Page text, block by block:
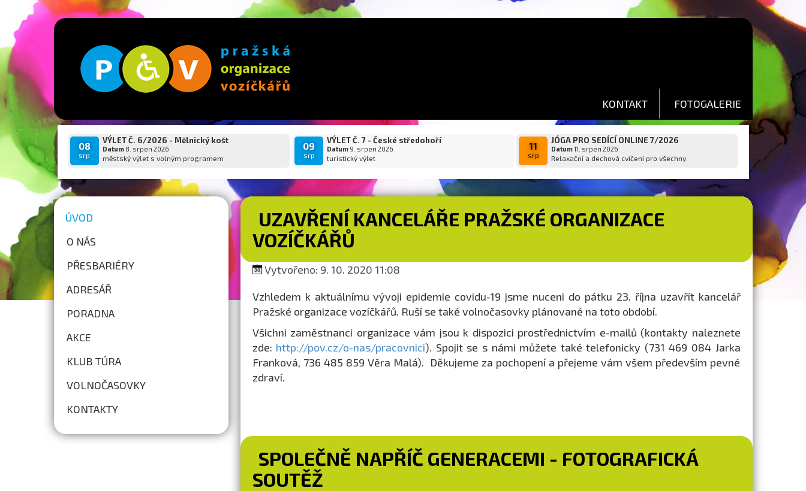
KONTAKT FOTOGALERIE
08
srp
VÝLET Č. 6/2026 - Mělnický košt
Datum8. srpen 2026
městský výlet s volným programem
09
srp
VÝLET Č. 7 - České středohoří
Datum 9. srpen 2026
turistický výlet
11
srp
JÓGA PRO SEDÍCÍ ONLINE 7/2026
Datum11. srpen 2026
Relaxační a dechová cvičení pro všechny.
ÚVOD
O NÁS
PŘESBARIÉRY
ADRESÁŘ
PORADNA
AKCE
KLUB TÚRA
VOLNOČASOVKY
KONTAKTY
UZAVŘENÍ KANCELÁŘE PRAŽSKÉ ORGANIZACE
VOZÍČKÁŘŮ
Vytvořeno: 9. 10. 2020 11:08
Vzhledem k aktuálnímu vývoji epidemie covidu-19 jsme nuceni do pátku 23. října uzavřít kancelář
Pražské organizace vozíčkářů. Ruší se také volnočasovky plánované na toto období.
Všichni zaměstnanci organizace vám jsou k dispozici prostřednictvím e-mailů (kontakty naleznete
zde: http://pov.cz/o-nas/pracovnici). Spojit se s námi můžete také telefonicky (731 469 084 Jarka
Franková, 736 485 859 Věra Malá). Děkujeme za pochopení a přejeme vám všem především pevné
zdraví.
SPOLEČNĚ NAPŘÍČ GENERACEMI - FOTOGRAFICKÁ
SOUTĚŽ